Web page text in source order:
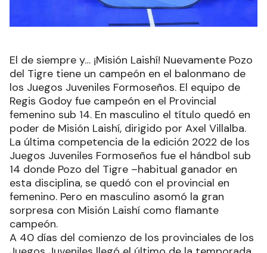
El de siempre y… ¡Misión Laishí! Nuevamente Pozo
del Tigre tiene un campeón en el balonmano de
los Juegos Juveniles Formoseños. El equipo de
Regis Godoy fue campeón en el Provincial
femenino sub 14. En masculino el título quedó en
poder de Misión Laishí, dirigido por Axel Villalba.
La última competencia de la edición 2022 de los
Juegos Juveniles Formoseños fue el hándbol sub
14 donde Pozo del Tigre –habitual ganador en
esta disciplina, se quedó con el provincial en
femenino. Pero en masculino asomó la gran
sorpresa con Misión Laishí como flamante
campeón.
A 40 días del comienzo de los provinciales de los